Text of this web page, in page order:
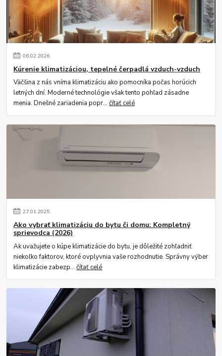
06.02.2026
Kúrenie klimatizáciou, tepelné čerpadlá vzduch-vzduch
Väčšina z nás vníma klimatizáciu ako pomocníka počas horúcich
letných dní. Moderné technológie však tento pohľad zásadne
menia. Dnešné zariadenia popr...čítať celé
27.01.2025
Ako vybrať klimatizáciu do bytu či domu: Kompletný
sprievodca (2026)
Ak uvažujete o kúpe klimatizácie do bytu, je dôležité zohľadniť
niekoľko faktorov, ktoré ovplyvnia vaše rozhodnutie. Správny výber
klimatizácie zabezp...čítať celé